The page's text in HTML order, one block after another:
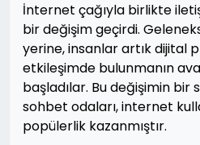
İnternet çağıyla birlikte
bir değişim geçirdi.
yerine, insanlar artık dijital
etkileşimde bulunmanın
başladılar. Bu değişimin bir
sohbet odaları, internet
popülerlik kazanmıştır.